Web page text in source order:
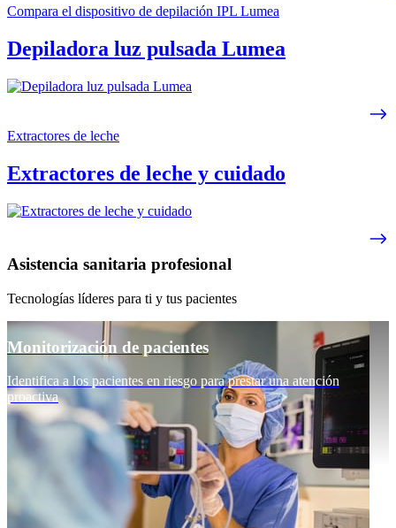
Compara el dispositivo de depilación IPL Lumea
Depiladora luz pulsada Lumea
Extractores de leche
Extractores de leche y cuidado
Asistencia sanitaria profesional
Tecnologías líderes para ti y tus pacientes
Monitorización de pacientes
Identifica a los pacientes en riesgo para prestar una atención
proactiva